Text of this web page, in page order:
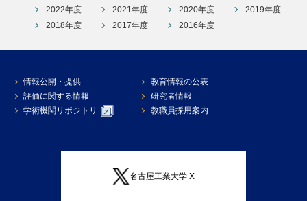
2022年度
2021年度 2020年度
2019年度
2018年度
2017年度 2016年度
情報公開・提供
教育情報の公表
評価に関する情報
研究者情報
学術機関リポジトリ
教職員採用案内
名古屋工業大学 X